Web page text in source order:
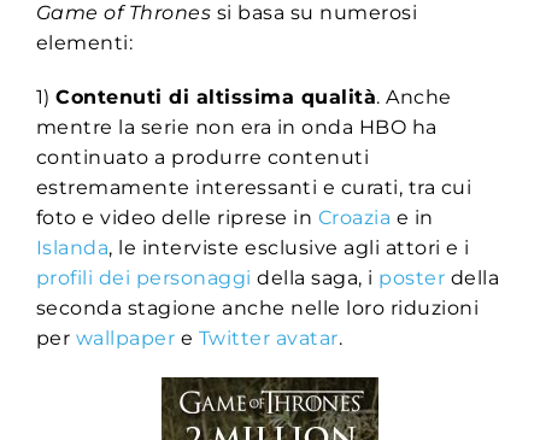
Game of Thrones si basa su numerosi
elementi:
1)Contenuti di altissima qualità. Anche
mentre la serie non era in onda HBO ha
continuato a produrre contenuti
estremamente interessanti e curati, tra cui
foto e video delle riprese in Croazia e in
Islanda, le interviste esclusive agli attori e i
profili dei personaggi della saga, i poster della
seconda stagione anche nelle loro riduzioni
per wallpaper e Twitter avatar.